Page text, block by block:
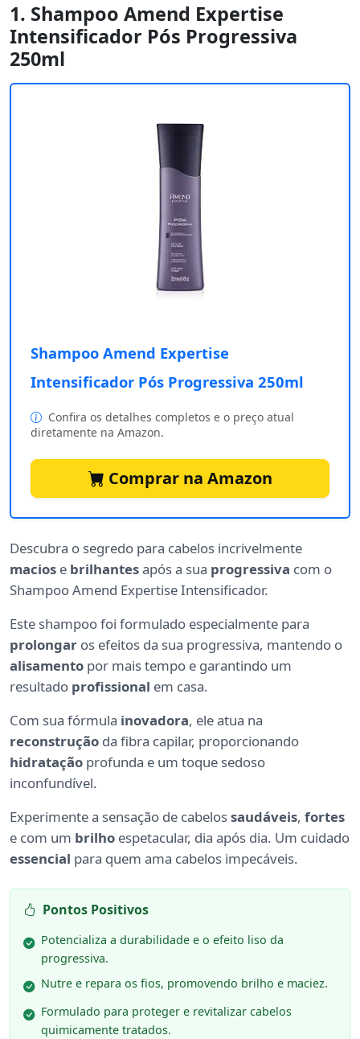
1. Shampoo Amend Expertise
Intensificador Pós Progressiva
250ml
Shampoo Amend Expertise
Intensificador Pós Progressiva 250ml
Confira os detalhes completos e o preço atual
diretamente na Amazon.
Comprar na Amazon
Descubra o segredo para cabelos incrivelmente
macios e brilhantesapós a sua progressiva com o
Shampoo Amend Expertise Intensificador.
Este shampoo foi formulado especialmente para
prolongar os efeitos da sua progressiva, mantendo o
alisamento por mais tempo e garantindo um
resultado profissional em casa.
Com sua fórmula inovadora, ele atua na
reconstrução da fibra capilar, proporcionando
hidratação profunda e um toque sedoso
inconfundível.
Experimente a sensação de cabelossaudáveis, fortes
e com um brilho espetacular, dia após dia. Um cuidado
essencial para quem ama cabelos impecáveis.
Pontos Positivos
Potencializa a durabilidade e o efeito liso da
progressiva.
Nutre e repara os fios, promovendo brilho e maciez.
Formulado para proteger e revitalizar cabelos
quimicamente tratados.